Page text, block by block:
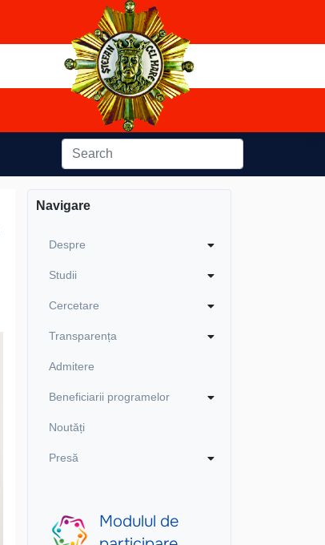
Navigare
Despre
Studii
Cercetare
Transparența
Admitere
Beneficiarii programelor
Noutăți
Presă